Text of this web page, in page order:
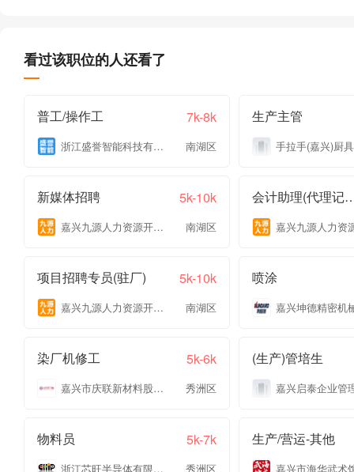
看过该职位的人还看了
普工/操作工 7k-8k
浙江盛誉智能科技有限公司 南湖区
生产主管
新媒体招聘 5k-10k
嘉兴九源人力资源开发有限公司 南湖区
会计助理(
项目招聘专员(驻厂) 5k-10k
嘉兴九源人力资源开发有限公司 南湖区
喷涂
染厂机修工 5k-6k
嘉兴市庆联新材料股份有限公司 秀洲区
(生产)管培生
物料员 5k-7k
浙江芯旺半导体有限公司 秀洲区
生产/营运-其他
嘉兴市海华武术